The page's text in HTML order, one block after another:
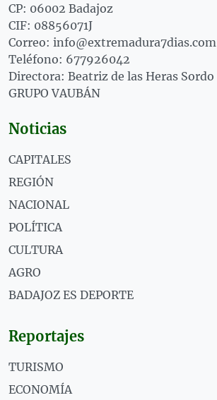
CP: 06002 Badajoz
CIF: 08856071J
Correo: info@extremadura7dias.com
Teléfono: 677926042
Directora: Beatriz de las Heras Sordo
GRUPO VAUBÁN
Noticias
CAPITALES
REGIÓN
NACIONAL
POLÍTICA
CULTURA
AGRO
BADAJOZ ES DEPORTE
Reportajes
TURISMO
ECONOMÍA